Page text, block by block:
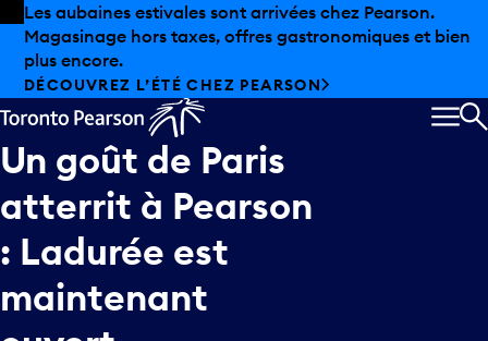
Skip to offers
Passer au contenu principal
Les aubaines estivales sont arrivées chez Pearson.
Magasinage hors taxes, offres gastronomiques et bien
plus encore.
DÉCOUVREZ L’ÉTÉ CHEZ PEARSON
Un goût de Paris
atterrit à Pearson
: Ladurée est
maintenant